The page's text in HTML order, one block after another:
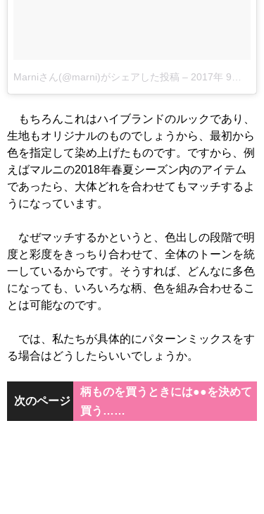
Marniさん(@marni)がシェアした投稿 – 2017年 9月月24日午前2時44分PDT
もちろんこれはハイブランドのルックであり、
生地もオリジナルのものでしょうから、最初から
色を指定して染め上げたものです。ですから、例
えばマルニの2018年春夏シーズン内のアイテム
であったら、大体どれを合わせてもマッチするよ
うになっています。
なぜマッチするかというと、色出しの段階で明
度と彩度をきっちり合わせて、全体のトーンを統
一しているからです。そうすれば、どんなに多色
になっても、いろいろな柄、色を組み合わせるこ
とは可能なのです。
では、私たちが具体的にパターンミックスをす
る場合はどうしたらいいでしょうか。
次のページ
柄ものを買うときには●●を決めて
買う……